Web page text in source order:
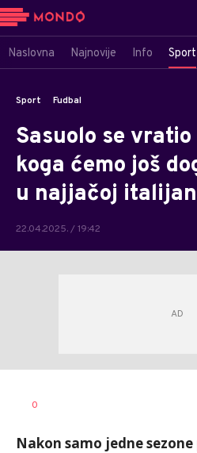
Naslovna Najnovije Info Sport
Sport Fudbal
Sasuolo se
koga ćemo još
u najjačoj
22.04.2025. / 19:42
AUTOR
0
Nakon samo jedne